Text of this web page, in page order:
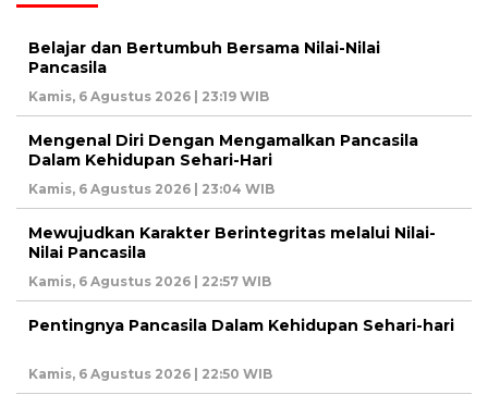
Belajar dan Bertumbuh Bersama Nilai-Nilai
Pancasila
Kamis, 6 Agustus 2026 | 23:19 WIB
Mengenal Diri Dengan Mengamalkan Pancasila
Dalam Kehidupan Sehari-Hari
Kamis, 6 Agustus 2026 | 23:04 WIB
Mewujudkan Karakter Berintegritas melalui Nilai-
Nilai Pancasila
Kamis, 6 Agustus 2026 | 22:57 WIB
Pentingnya Pancasila Dalam Kehidupan Sehari-hari
Kamis, 6 Agustus 2026 | 22:50 WIB